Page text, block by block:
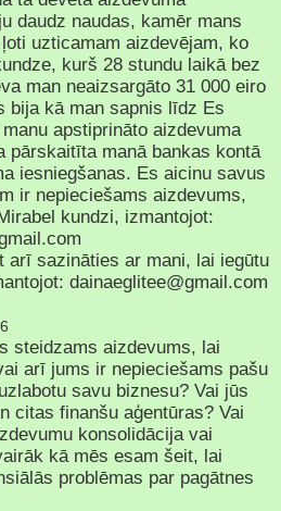
daudz naudas, kamēr mans
uzticamam aizdevējam, ko
kurš 28 stundu laikā bez
man neaizsargāto 31 000 eiro
bija kā man sapnis līdz Es
apstiprināto aizdevuma
pārskaitīta manā bankas kontā
iesniegšanas. Es aicinu savus
ir nepieciešams aizdevums,
kundzi, izmantojot:
arī sazināties ar mani, lai iegūtu
dainaeglitee@gmail.com
steidzams aizdevums, lai
arī jums ir nepieciešams pašu
savu biznesu? Vai jūs
citas finanšu aģentūras? Vai
konsolidācija vai
kā mēs esam šeit, lai
problēmas par pagātnes